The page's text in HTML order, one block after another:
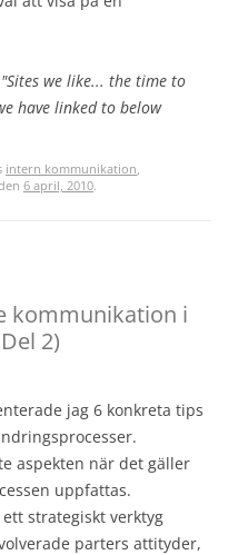
"Sites we like... the time to
have linked to below
intern kommunikation,
6 april, 2010.
kommunikation i
2)
jag 6 konkreta tips
aspekten när det gäller
uppfattas.
strategiskt verktyg
parters attityder,